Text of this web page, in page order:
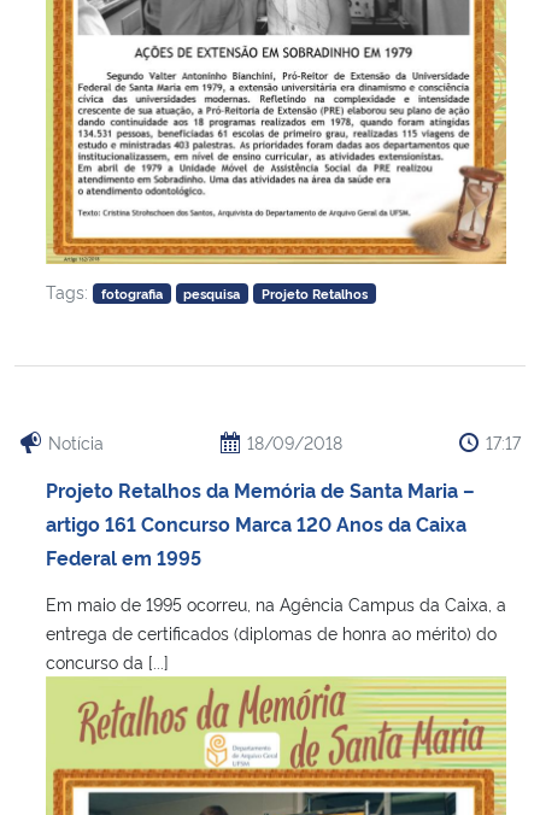
Tags: fotografia pesquisa Projeto Retalhos
Notícia 18/09/2018 17:17
Projeto Retalhos da Memória de Santa Maria –
artigo 161 Concurso Marca 120 Anos da Caixa
Federal em 1995
Em maio de 1995 ocorreu, na Agência Campus da Caixa, a
entrega de certificados (diplomas de honra ao mérito) do
concurso da [...]